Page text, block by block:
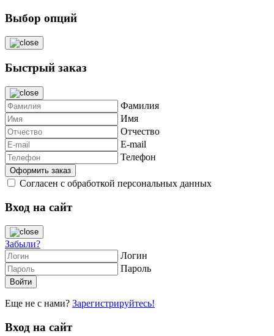
Выбор опций
Быстрый заказ
Фамилия
Имя
Отчество
E-mail
Телефон
Согласен с обработкой персональных данных
Вход на сайт
Забыли?
Логин
Пароль
Еще не с нами? Зарегистрируйтесь!
Вход на сайт